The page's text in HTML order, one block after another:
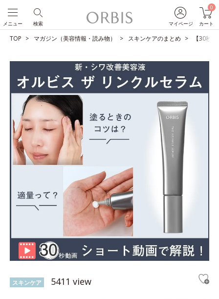
マイページ
0
カート
検索
メニュー
TOP マガジン（美容情報・読み物） スキンケアのまとめ 【30秒
スキンケア 5411 view